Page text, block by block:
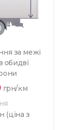
за межі
обидві
грн/км
(ціна з